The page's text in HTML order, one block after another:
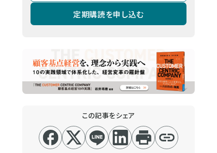
定期購読を申し込む
この記事をシェア